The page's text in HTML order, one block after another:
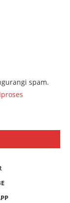
spam.